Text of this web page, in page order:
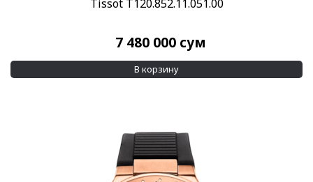
Tissot T120.852.11.051.00
7 480 000 сум
В корзину